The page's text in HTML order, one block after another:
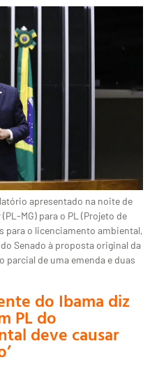
apresentado na noite de
MG) para o PL (Projeto de
para o licenciamento ambiental,
Senado à proposta original da
parcial de uma emenda e duas
do Ibama diz
PL do
deve causar